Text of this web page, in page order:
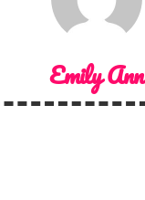
Emily Ann